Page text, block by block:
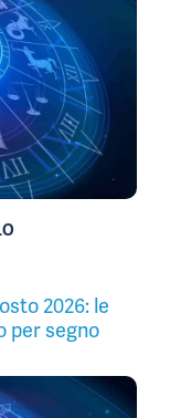
2026: le
per segno